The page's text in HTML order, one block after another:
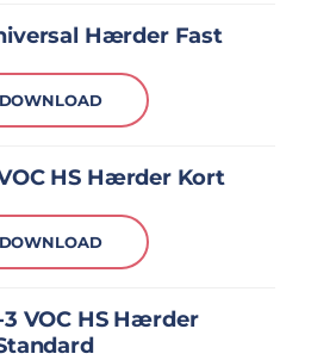
Hærder Fast
DOWNLOAD
HS Hærder Kort
DOWNLOAD
VOC HS Hærder